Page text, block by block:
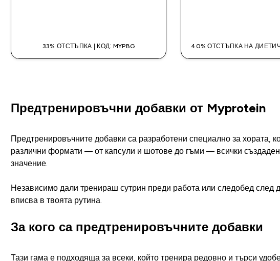
33% ОТСТЪПКА | КОД: MYPBG 40% ОТСТЪПКА НА
Предтренировъчни добавки от Myprotein
Предтренировъчните добавки са разработени специално за
различни формати — от капсули и шотове до гъми — всички
значение.
Независимо дали тренираш сутрин преди работа или следобед след
вписва в твоята рутина.
За кого са предтренировъчните добавки
Тази гама е подходяща за всеки, който тренира редовно и търси